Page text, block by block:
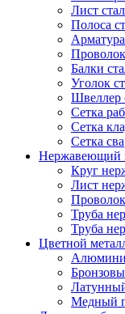
Лист
Полоса
Балки
Уголок
Швеллер
Сетка
Сетка
Сетка
Нержавеющий
Круг
Лист
Труба
Труба
Цветной
Медный